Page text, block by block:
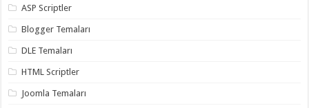
ASP Scriptler
Blogger Temaları
DLE Temaları
HTML Scriptler
Joomla Temaları